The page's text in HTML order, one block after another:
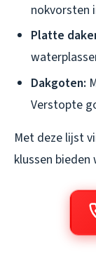
nokvorsten
Platte
Dakgoten:
Verstopte
Met deze lijst
klussen bieden